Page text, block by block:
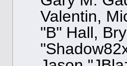
Valentin,
"B" Hall,